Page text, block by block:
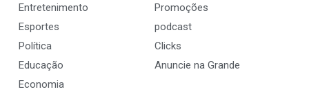
Entretenimento
Esportes
Política
Educação
Economia
Promoções
podcast
Clicks
Anuncie na Grande